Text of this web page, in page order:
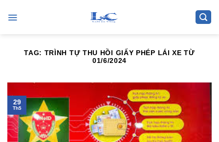
TAG: TRÌNH TỰ THU HỒI GIẤY PHÉP LÁI XE TỪ
01/6/2024
29
Th5